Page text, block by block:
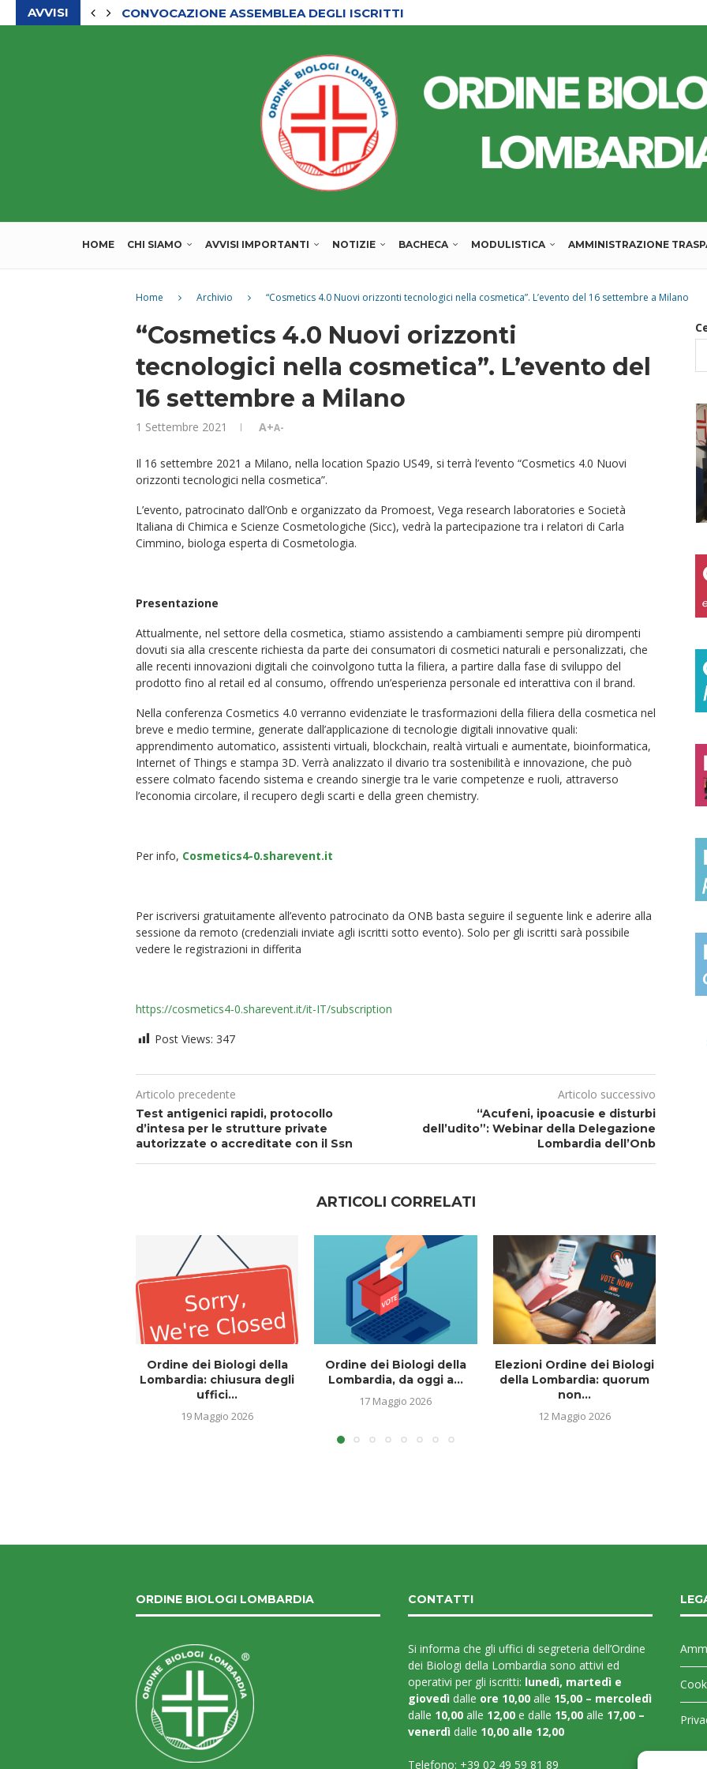
AVVISI
CONVOCAZIONE ASSEMBLEA DEGLI ISCRITTI
HOME CHI SIAMO AVVISI IMPORTANTI NOTIZIE BACHECA MODULISTICA AMMINISTRAZIONE
Home Archivio “Cosmetics 4.0 Nuovi orizzonti tecnologici nella cosmetica”. L’evento del 16 settembre a Milano
“Cosmetics 4.0 Nuovi orizzonti
tecnologici nella cosmetica”. L’evento del
16 settembre a Milano
1 Settembre 2021 A+A-
Il 16 settembre 2021 a Milano, nella location Spazio US49, si terrà l’evento “Cosmetics 4.0 Nuovi
orizzonti tecnologici nella cosmetica”.
L’evento, patrocinato dall’Onb e organizzato da Promoest, Vega research laboratories e Società
Italiana di Chimica e Scienze Cosmetologiche (Sicc), vedrà la partecipazione tra i relatori di Carla
Cimmino, biologa esperta di Cosmetologia.
Presentazione
Attualmente, nel settore della cosmetica, stiamo assistendo a cambiamenti sempre più dirompenti
dovuti sia alla crescente richiesta da parte dei consumatori di cosmetici naturali e personalizzati, che
alle recenti innovazioni digitali che coinvolgono tutta la filiera, a partire dalla fase di sviluppo del
prodotto fino al retail ed al consumo, offrendo un’esperienza personale ed interattiva con il brand.
Nella conferenza Cosmetics 4.0 verranno evidenziate le trasformazioni della filiera della cosmetica nel
breve e medio termine, generate dall’applicazione di tecnologie digitali innovative quali:
apprendimento automatico, assistenti virtuali, blockchain, realtà virtuali e aumentate, bioinformatica,
Internet of Things e stampa 3D. Verrà analizzato il divario tra sostenibilità e innovazione, che può
essere colmato facendo sistema e creando sinergie tra le varie competenze e ruoli, attraverso
l’economia circolare, il recupero degli scarti e della green chemistry.
Per info, Cosmetics4-0.sharevent.it
Per iscriversi gratuitamente all’evento patrocinato da ONB basta seguire il seguente link e aderire alla
sessione da remoto (credenziali inviate agli iscritti sotto evento). Solo per gli iscritti sarà possibile
vedere le registrazioni in differita
https://cosmetics4-0.sharevent.it/it-IT/subscription
Post Views: 347
Articolo precedente
Test antigenici rapidi, protocollo
d’intesa per le strutture private
autorizzate o accreditate con il Ssn
Articolo successivo
“Acufeni, ipoacusie e disturbi
dell’udito”: Webinar della Delegazione
Lombardia dell’Onb
ARTICOLI CORRELATI
Ordine dei Biologi della
Lombardia: chiusura degli
uffici...
19 Maggio 2026
Ordine dei Biologi della
Lombardia, da oggi a...
17 Maggio 2026
Elezioni Ordine dei Biologi
della Lombardia: quorum
non...
12 Maggio 2026
ORDINE BIOLOGI LOMBARDIA CONTATTI
Si informa che gli uffici di segreteria dell’Ordine
dei Biologi della Lombardia sono attivi ed
operativi per gli iscritti: lunedì, martedì e
giovedì dalle ore 10,00 alle 15,00 – mercoledì
dalle 10,00 alle 12,00 e dalle 15,00 alle 17,00 –
venerdì dalle 10,00 alle 12,00
Telefono: +39 02 49 59 81 89